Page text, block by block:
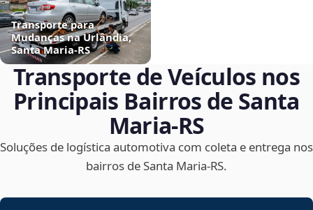
Transporte para
Mudanças na Urlândia,
Santa Maria‑RS
Transporte de Veículos nos
Principais Bairros de Santa
Maria‑RS
Soluções de logística automotiva com coleta e entrega nos
bairros de Santa Maria‑RS.